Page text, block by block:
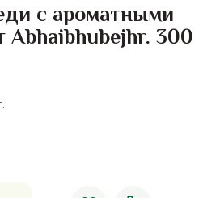
с ароматными
Abhaibhubejhr. 300